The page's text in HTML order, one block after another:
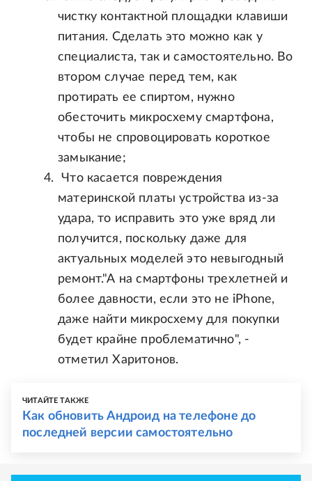
чистку контактной площадки клавиши
питания. Сделать это можно как у
специалиста, так и самостоятельно. Во
втором случае перед тем, как
протирать ее спиртом, нужно
обесточить микросхему смартфона,
чтобы не спровоцировать короткое
замыкание;
Что касается повреждения
материнской платы устройства из-за
удара, то исправить это уже вряд ли
получится, поскольку даже для
актуальных моделей это невыгодный
ремонт."А на смартфоны трехлетней и
более давности, если это не iPhone,
даже найти микросхему для покупки
будет крайне проблематично", -
отметил Харитонов.
ЧИТАЙТЕ ТАКЖЕ
Как обновить Андроид на телефоне до
последней версии самостоятельно